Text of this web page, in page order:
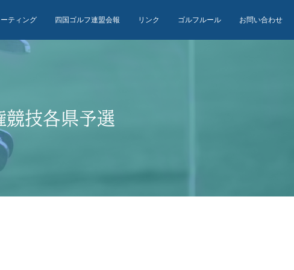
ティング 四国ゴルフ連盟会報 リンク ゴルフルール お問い合わせ
競技各県予選